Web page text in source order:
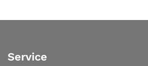
Service